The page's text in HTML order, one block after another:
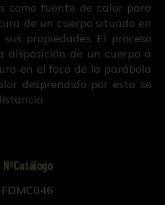
como fuente de calor para
de un cuerpo situado en
propiedades. El proceso
disposición de un cuerpo a
en el foco de la parábola
desprendido por esta se
NºCatálogo
FDMC046